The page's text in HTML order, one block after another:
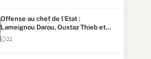
Offense au chef de l’Etat :
Lameignou Darou, Oustaz Thieb et
Ndiaye Touba lourdement
condamnés
22